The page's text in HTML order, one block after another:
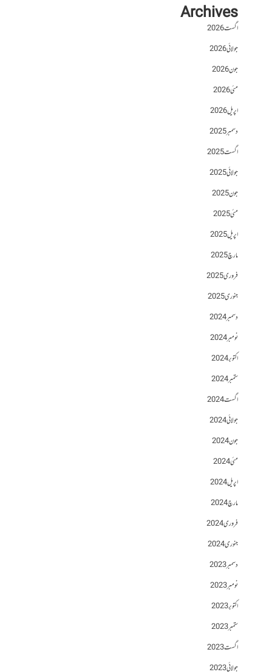
Archives
اگست 2026
جولائی 2026
جون 2026
مئی 2026
اپریل 2026
دسمبر 2025
اگست 2025
جولائی 2025
جون 2025
مئی 2025
اپریل 2025
مارچ 2025
فروری 2025
جنوری 2025
دسمبر 2024
نومبر 2024
اکتوبر 2024
ستمبر 2024
اگست 2024
جولائی 2024
جون 2024
مئی 2024
اپریل 2024
مارچ 2024
فروری 2024
جنوری 2024
دسمبر 2023
نومبر 2023
اکتوبر 2023
ستمبر 2023
اگست 2023
جولائی 2023